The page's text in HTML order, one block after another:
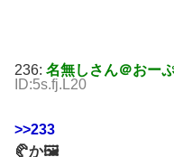
236: 名無しさん＠おー
ID:5s.fj.L20
>>233
🥐か🖼️